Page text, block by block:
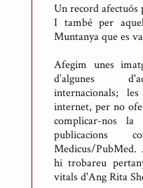
Un record afectuós
I també per
Muntanya que es
Afegim unes
d’algunes
internacionals;
internet, per no
complicar-nos
publicacions
Medicus/PubMed.
hi trobareu
vitals d'Ang Rita